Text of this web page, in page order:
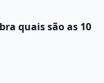
quais são as 10